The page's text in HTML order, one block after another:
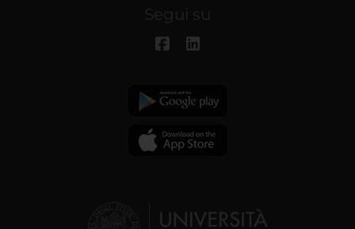
Segui su